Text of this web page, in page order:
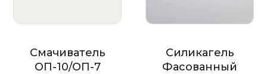
Смачиватель
ОП-10/ОП-7
Силикагель
Фасованный